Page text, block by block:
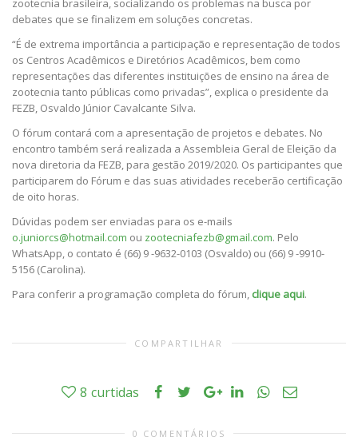
zootecnia brasileira, socializando os problemas na busca por
debates que se finalizem em soluções concretas.
“É de extrema importância a participação e representação de todos
os Centros Acadêmicos e Diretórios Acadêmicos, bem como
representações das diferentes instituições de ensino na área de
zootecnia tanto públicas como privadas”, explica o presidente da
FEZB, Osvaldo Júnior Cavalcante Silva.
O fórum contará com a apresentação de projetos e debates. No
encontro também será realizada a Assembleia Geral de Eleição da
nova diretoria da FEZB, para gestão 2019/2020. Os participantes que
participarem do Fórum e das suas atividades receberão certificação
de oito horas.
Dúvidas podem ser enviadas para os e-mails
o.juniorcs@hotmail.com ou zootecniafezb@gmail.com. Pelo
WhatsApp, o contato é (66) 9 -9632-0103 (Osvaldo) ou (66) 9 -9910-
5156 (Carolina).
Para conferir a programação completa do fórum, clique aqui.
COMPARTILHAR
8 curtidas
0 COMENTÁRIOS